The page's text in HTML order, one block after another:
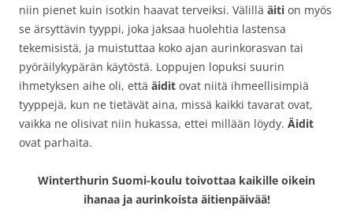
niin pienet kuin isotkin haavat terveiksi. Välillä äiti on myös
se ärsyttävin tyyppi, joka jaksaa huolehtia lastensa
tekemisistä, ja muistuttaa koko ajan aurinkorasvan tai
pyöräilykypärän käytöstä. Loppujen lopuksi suurin
ihmetyksen aihe oli, että äidit ovat niitä ihmeellisimpiä
tyyppejä, kun ne tietävät aina, missä kaikki tavarat ovat,
vaikka ne olisivat niin hukassa, ettei millään löydy. Äidit
ovat parhaita.
Winterthurin Suomi-koulu toivottaa kaikille oikein
ihanaa ja aurinkoista äitienpäivää!